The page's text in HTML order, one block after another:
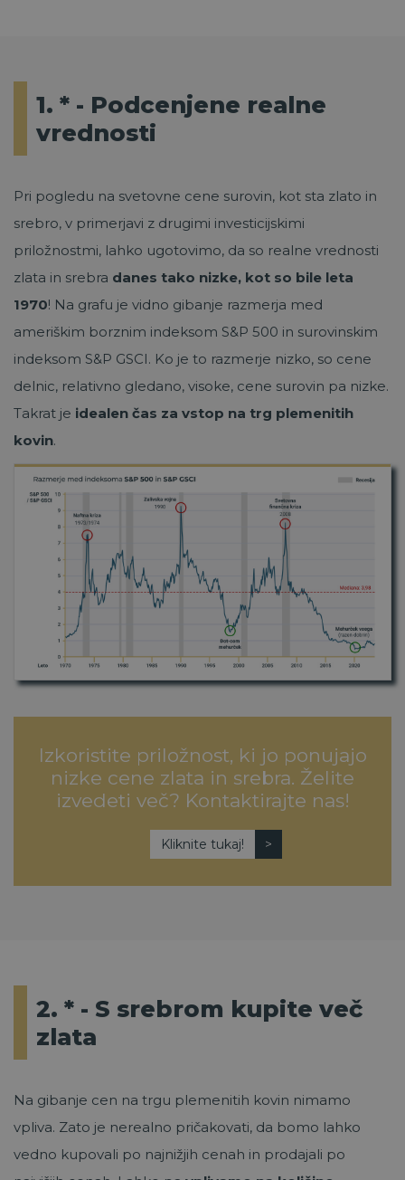
1. * - Podcenjene realne
vrednosti
Pri pogledu na svetovne cene surovin, kot sta zlato in
srebro, v primerjavi z drugimi investicijskimi
priložnostmi, lahko ugotovimo, da so realne vrednosti
zlata in srebra danes tako nizke, kot so bile leta
1970! Na grafu je vidno gibanje razmerja med
ameriškim borznim indeksom S&P 500 in surovinskim
indeksom S&P GSCI. Ko je to razmerje nizko, so cene
delnic, relativno gledano, visoke, cene surovin pa nizke.
Takrat je idealen čas za vstop na trg plemenitih
kovin.
Izkoristite priložnost, ki jo ponujajo
nizke cene zlata in srebra. Želite
izvedeti več? Kontaktirajte nas!
Kliknite tukaj!
2. * - S srebrom kupite več
zlata
Na gibanje cen na trgu plemenitih kovin nimamo
vpliva. Zato je nerealno pričakovati, da bomo lahko
vedno kupovali po najnižjih cenah in prodajali po